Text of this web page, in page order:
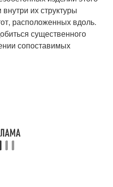
их структуры
расположенных вдоль.
существенного
сопоставимых